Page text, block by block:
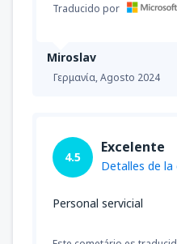
Miroslav
Γερμανία,Agosto 2024
Traducido por
4.5
Excelente
Detalles de la
Personal servicial